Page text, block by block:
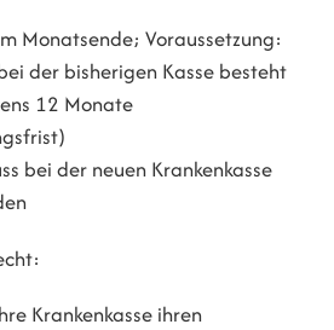
Monatsende; Voraussetzung:
der bisherigen Kasse besteht
12 Monate
bei der neuen Krankenkasse
Krankenkasse ihren